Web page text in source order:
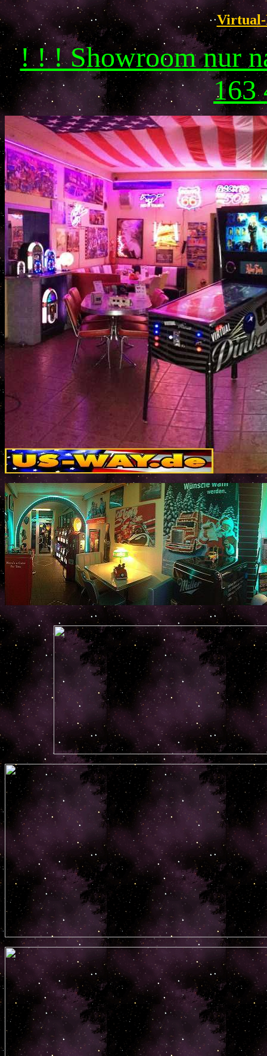
! ! ! Showroom nur
163